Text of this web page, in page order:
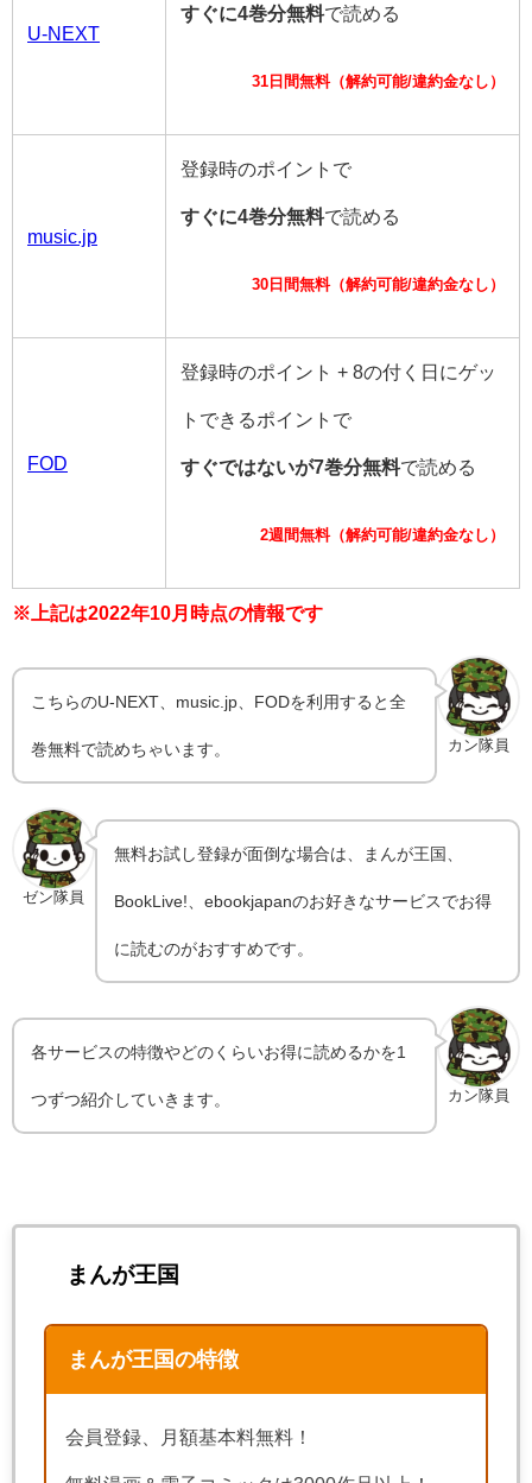
U-NEXT
すぐに4巻分無料で読める
31日間無料（解約可能/違約金なし）
music.jp
登録時のポイントで
すぐに4巻分無料で読める
30日間無料（解約可能/違約金なし）
FOD
登録時のポイント + 8の付く日にゲッ
トできるポイントで
すぐではないが7巻分無料で読める
2週間無料（解約可能/違約金なし）
※上記は2022年10月時点の情報です
カン隊員
こちらのU-NEXT、music.jp、FODを利用すると全
巻無料で読めちゃいます。
ゼン隊員
無料お試し登録が面倒な場合は、まんが王国、
BookLive!、ebookjapanのお好きなサービスでお得
に読むのがおすすめです。
カン隊員
各サービスの特徴やどのくらいお得に読めるかを1
つずつ紹介していきます。
まんが王国
まんが王国の特徴
会員登録、月額基本料無料！